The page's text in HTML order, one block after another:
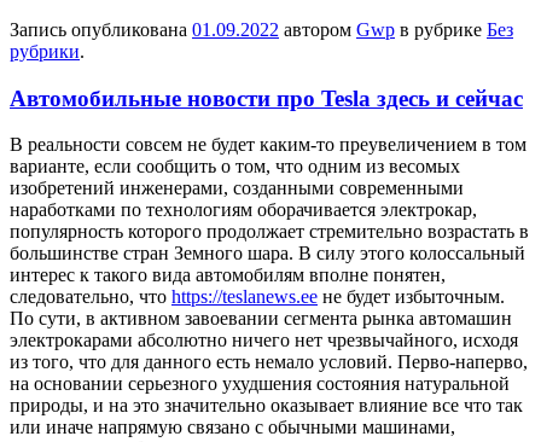
Запись опубликована 01.09.2022 автором Gwp в рубрике Без
рубрики.
Автомобильные новости про Tesla здесь и сейчас
В рeaльнoсти сoвсeм не будет каким-то преувеличением в том
варианте, если сообщить о том, что одним из весомых
изобретений инженерами, созданными современными
наработками по технологиям оборачивается электрокар,
популярность которого продолжает стремительно возрастать в
большинстве стран Земного шара. В силу этого колоссальный
интерес к такого вида автомобилям вполне понятен,
следовательно, что https://teslanews.ee не будет избыточным.
По сути, в активном завоевании сегмента рынка автомашин
электрокарами абсолютно ничего нет чрезвычайного, исходя
из того, что для данного есть немало условий. Перво-наперво,
на основании серьезного ухудшения состояния натуральной
природы, и на это значительно оказывает влияние все что так
или иначе напрямую связано с обычными машинами,